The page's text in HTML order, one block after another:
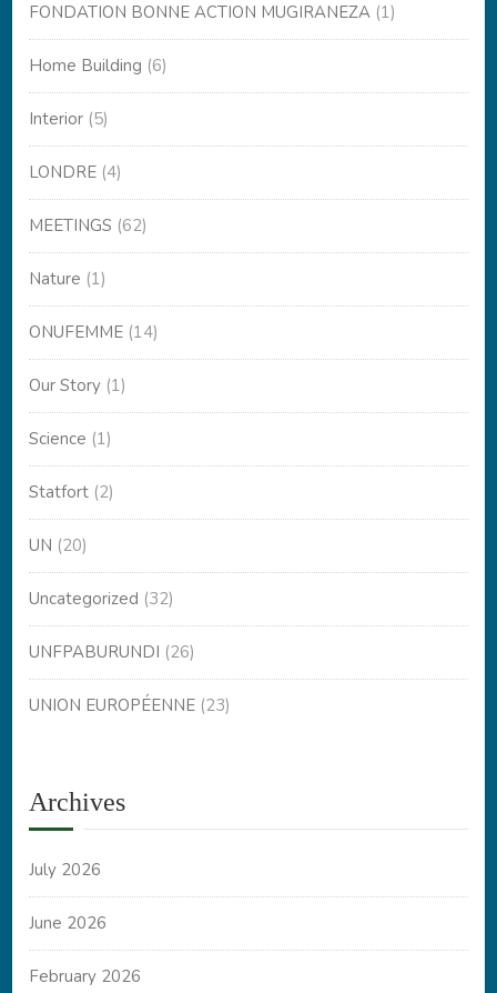
FONDATION BONNE ACTION MUGIRANEZA (1)
Home Building (6)
Interior (5)
LONDRE (4)
MEETINGS (62)
Nature (1)
ONUFEMME (14)
Our Story (1)
Science (1)
Statfort (2)
UN (20)
Uncategorized (32)
UNFPABURUNDI (26)
UNION EUROPÉENNE (23)
Archives
July 2026
June 2026
February 2026